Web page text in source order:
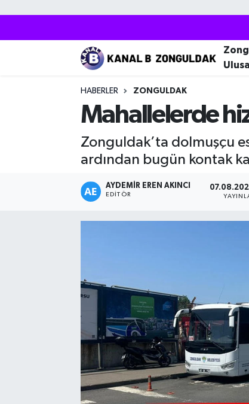
Ulusal
HABERLER ZONGULDAK
Mahallelerde
Zonguldak’ta dolmuşçu
ardından bugün kontak
AYDEMIR EREN AKINCI
EDITÖR
Zonguldak Nöbetçi Eczaneler
Zonguldak Trafik Yoğunluk Haritası
Puan Durumu ve Fikstür
Tüm Manşetler
Son Dakika Haberleri